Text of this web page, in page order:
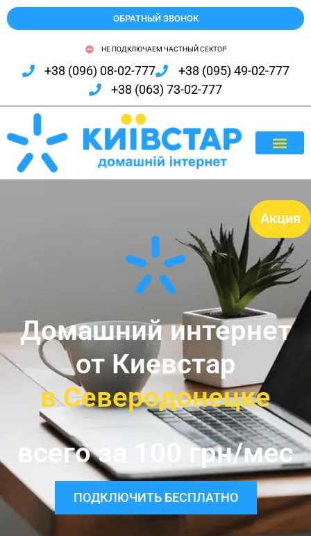
ОБРАТНЫЙ ЗВОНОК
НЕ ПОДКЛЮЧАЕМ ЧАСТНЫЙ СЕКТОР
+38 (096) 08-02-777
+38 (095) 49-02-777
+38 (063) 73-02-777
Акция
Домашний интернет
от Киевстар
в Северодонецке
всего за 100 грн/мес
ПОДКЛЮЧИТЬ БЕСПЛАТНО